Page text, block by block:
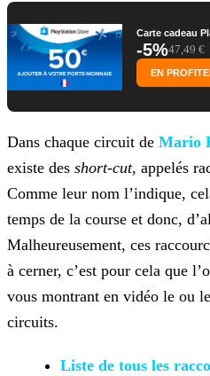
Carte cadeau
-5%47,49 €
EN
Dans chaque circuit de Mario
existe des short-cut, appelés
Comme leur nom l’indique,
temps de la course et donc,
Malheureusement, ces
à cerner, c’est pour cela que
vous montrant en vidéo le ou
circuits.
Liste de tous les